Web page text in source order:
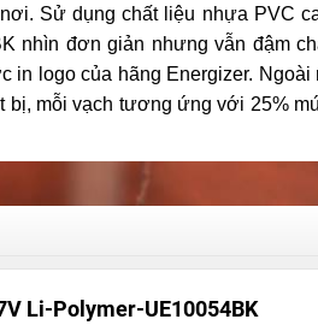
Sử dụng chất liệu nhựa PVC
nhìn đơn giản nhưng vẫn đậm
in logo của hãng Energizer. Ngoài
bị, mỗi vạch tương ứng với 25%
Li-Polymer-UE10054BK